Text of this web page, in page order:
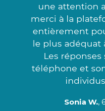
une attention
merci à la
entièrement
le plus adéquat
Les
téléphone et
Sonia W.,